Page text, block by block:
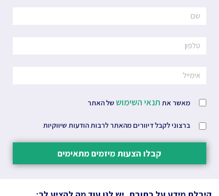
מאשר את תנאי השימוש של האתר
ברצוני לקבל דיוורים מהאתר לרבות הודעות שיווקיות
קבלו הצעות מיזמים מתאימים